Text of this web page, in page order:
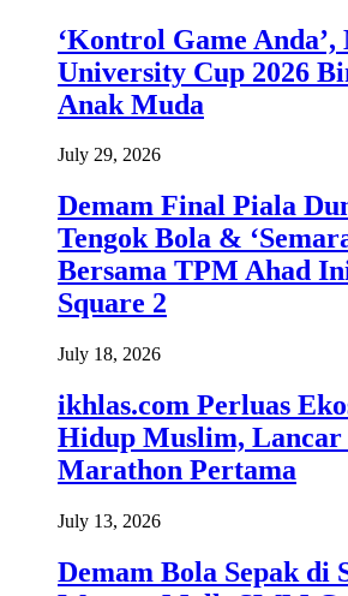
‘Kontrol Game Anda’,
University Cup 2026
Anak Muda
July 29, 2026
Demam Final Piala
Tengok Bola &
Bersama TPM Ahad
Square 2
July 18, 2026
ikhlas.com Perluas
Hidup Muslim,
Marathon Pertama
July 13, 2026
Demam Bola Sepak di